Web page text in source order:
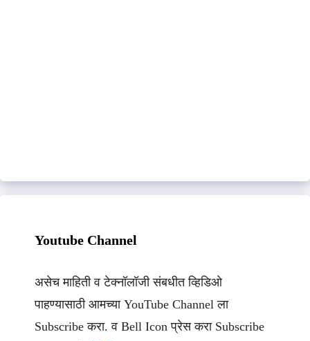
Youtube Channel
असेच माहिती व टेक्नॉलॉजी संबधीत व्हिडिओ
पाहण्यासाठी आमच्या YouTube Channel ला
Subscribe करा. व Bell Icon प्रेस करा Subscribe